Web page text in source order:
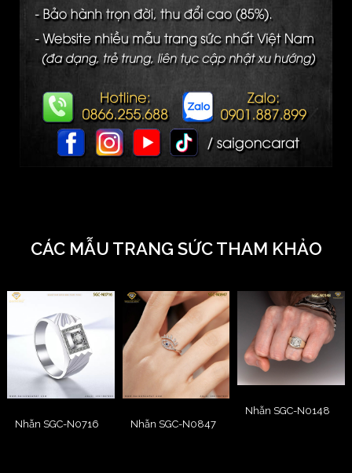
CÁC MẪU TRANG SỨC THAM KHẢO
Nhẫn SGC-N0716 Nhẫn SGC-N0847
Nhẫn SGC-N0148